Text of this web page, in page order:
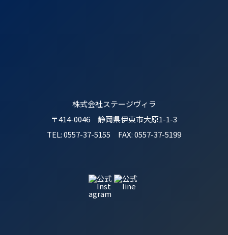
株式会社ステージヴィラ
〒414-0046 静岡県伊東市大原1-1-3
TEL: 0557-37-5155 FAX: 0557-37-5199